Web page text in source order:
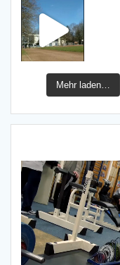
Mehr laden…